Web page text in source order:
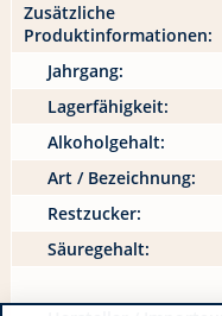
Zusätzliche
Produktinformationen:
Jahrgang:
Lagerfähigkeit:
Alkoholgehalt:
Art / Bezeichnung:
Restzucker:
Säuregehalt: